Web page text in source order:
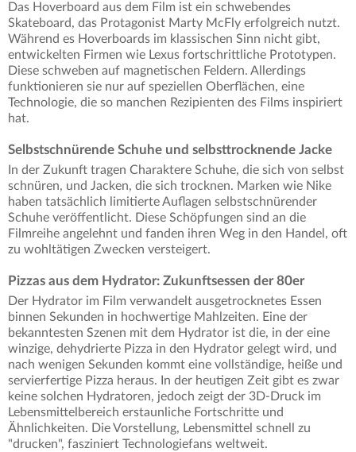
Das Hoverboard aus dem Film ist ein schwebendes
Skateboard, das Protagonist Marty McFly erfolgreich nutzt.
Während es Hoverboards im klassischen Sinn nicht gibt,
entwickelten Firmen wie Lexus fortschrittliche Prototypen.
Diese schweben auf magnetischen Feldern. Allerdings
funktionieren sie nur auf speziellen Oberflächen, eine
Technologie, die so manchen Rezipienten des Films inspiriert
hat.
Selbstschnürende Schuhe und selbsttrocknende Jacke
In der Zukunft tragen Charaktere Schuhe, die sich von selbst
schnüren, und Jacken, die sich trocknen. Marken wie Nike
haben tatsächlich limitierte Auflagen selbstschnürender
Schuhe veröffentlicht. Diese Schöpfungen sind an die
Filmreihe angelehnt und fanden ihren Weg in den Handel, oft
zu wohltätigen Zwecken versteigert.
Pizzas aus dem Hydrator: Zukunftsessen der 80er
Der Hydrator im Film verwandelt ausgetrocknetes Essen
binnen Sekunden in hochwertige Mahlzeiten. Eine der
bekanntesten Szenen mit dem Hydrator ist die, in der eine
winzige, dehydrierte Pizza in den Hydrator gelegt wird, und
nach wenigen Sekunden kommt eine vollständige, heiße und
servierfertige Pizza heraus. In der heutigen Zeit gibt es zwar
keine solchen Hydratoren, jedoch zeigt der 3D-Druck im
Lebensmittelbereich erstaunliche Fortschritte und
Ähnlichkeiten. Die Vorstellung, Lebensmittel schnell zu
"drucken", fasziniert Technologiefans weltweit.